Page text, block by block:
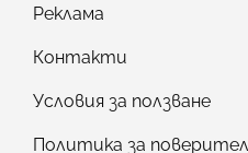
Реклама
Контакти
Условия за ползване
Политика за